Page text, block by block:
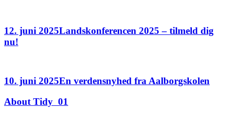
12. juni 2025Landskonferencen 2025 – tilmeld dig
nu!
10. juni 2025En verdensnyhed fra Aalborgskolen
About Tidy 01